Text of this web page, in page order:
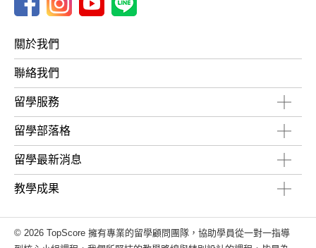
關於我們
聯絡我們
留學服務
留學部落格
留學最新消息
教學成果
© 2026 TopScore 擁有專業的留學顧問團隊，協助學員從一對一指導